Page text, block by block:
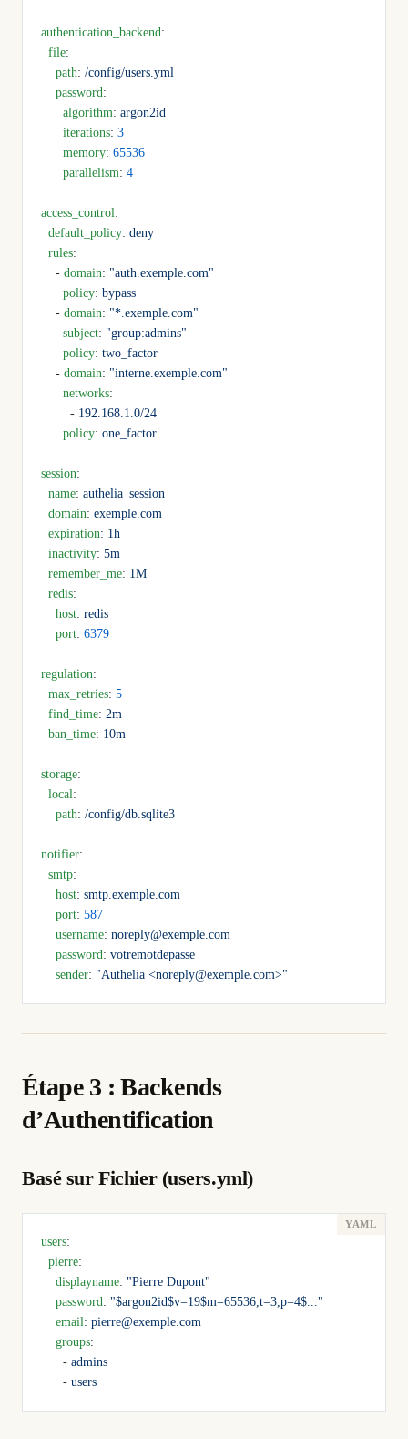
authentication_backend :
  file
:
    path
: /config/users.yml
    password
:
      algorithm
: argon2id
      iterations
: 3
      memory
: 65536
      parallelism
: 4
access_control :
  default_policy
: deny
  rules
:
    -
domain: "auth.exemple.com"
      policy
: bypass
    -
domain: "*.exemple.com"
      subject
: "group:admins"
      policy
: two_factor
    -
domain: "interne.exemple.com"
      networks
:
        -
192.168.1.0/24
      policy
: one_factor
session:
  name
: authelia_session
  domain
: exemple.com
  expiration
: 1h
  inactivity
: 5m
  remember_me
: 1M
  redis
:
    host
: redis
    port
: 6379
regulation:
  max_retries
: 5
  find_time
: 2m
  ban_time
: 10m
storage:
  local
:
    path
: /config/db.sqlite3
notifier:
  smtp
:
    host
: smtp.exemple.com
    port
: 587
    username
: noreply@exemple.com
    password
: votremotdepasse
    sender
: "Authelia <noreply@exemple.com>"
Étape 3 : Backends
d’Authentification
Basé sur Fichier (users.yml)
users:
  pierre
:
    displayname
: "Pierre Dupont"
    password
: "$argon2id$v=19$m=65536,t=3,p=4$..."
    email
: pierre@exemple.com
    groups
:
      -
admins
      -
users